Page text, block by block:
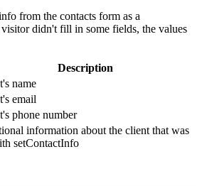
from the contacts form as a
didn't fill in some fields, the values
Description
name
email
phone number
information about the client that was
setContactInfo